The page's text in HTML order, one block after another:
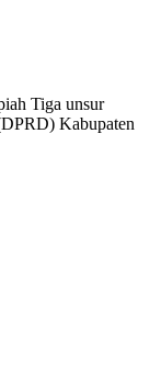
Tiga unsur
Kabupaten